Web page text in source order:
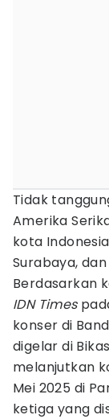
Tidak
Amerika
kota
Surabaya, dan
Berdasarkan
IDN Times
konser di
digelar di
melanjutkan
Mei 2025 di
ketiga yang